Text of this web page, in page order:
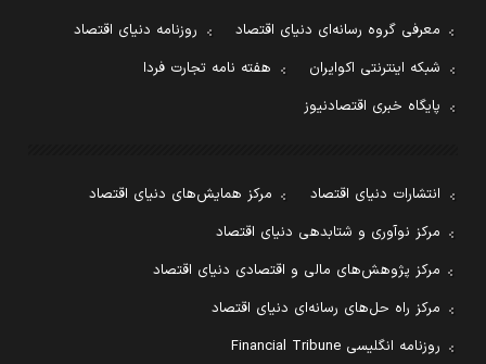
معرفی گروه رسانه‌ای دنیای اقتصاد
روزنامه دنیای اقتصاد
شبکه اینترنتی اکوایران
هفته نامه تجارت فردا
پایگاه خبری اقتصادنیوز
انتشارات دنیای اقتصاد
مرکز همایش‌های دنیای اقتصاد
مرکز نوآوری و شتابدهی دنیای اقتصاد
مرکز پژوهش‌های مالی و اقتصادی دنیای اقتصاد
مرکز راه حل‌های رسانه‌ای دنیای اقتصاد
روزنامه انگلیسی Financial Tribune